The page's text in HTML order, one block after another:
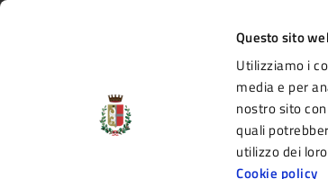
Questo sito
Utilizziamo i
media e per
nostro sito
quali
utilizzo dei
Cookie policy
Vai al contenuto principale
Vai alla navigazione del sito
Vai al piede di pagina
Comune di
il portale di servizi e